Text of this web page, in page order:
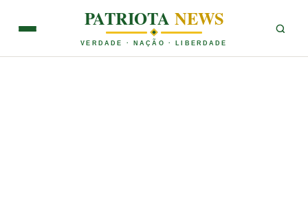
PATRIOTANEWS
VERDADE · NAÇÃO · LIBERDADE